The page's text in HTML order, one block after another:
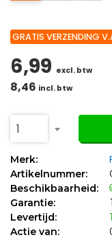
GRATIS VERZENDING
6,99 excl. btw
8,46 incl. btw
1
Merk:
Artikelnummer:
Beschikbaarheid:
Garantie:
Levertijd:
Actie van: